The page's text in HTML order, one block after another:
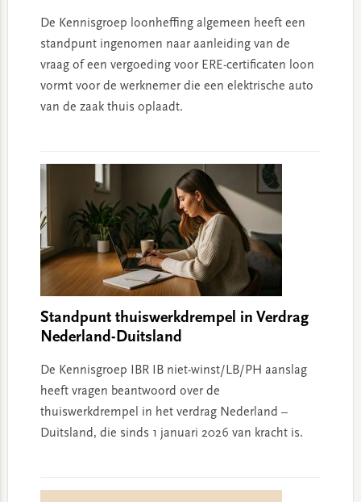
De Kennisgroep loonheffing algemeen heeft een
standpunt ingenomen naar aanleiding van de
vraag of een vergoeding voor ERE-certificaten loon
vormt voor de werknemer die een elektrische auto
van de zaak thuis oplaadt.
Standpunt thuiswerkdrempel in Verdrag
Nederland-Duitsland
De Kennisgroep IBR IB niet-winst/LB/PH aanslag
heeft vragen beantwoord over de
thuiswerkdrempel in het verdrag Nederland –
Duitsland, die sinds 1 januari 2026 van kracht is.